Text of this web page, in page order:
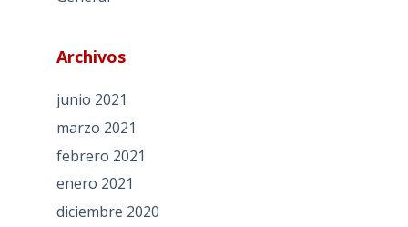
Archivos
junio 2021
marzo 2021
febrero 2021
enero 2021
diciembre 2020